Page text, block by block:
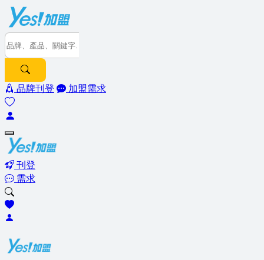
品牌刊登 加盟需求
刊登
需求